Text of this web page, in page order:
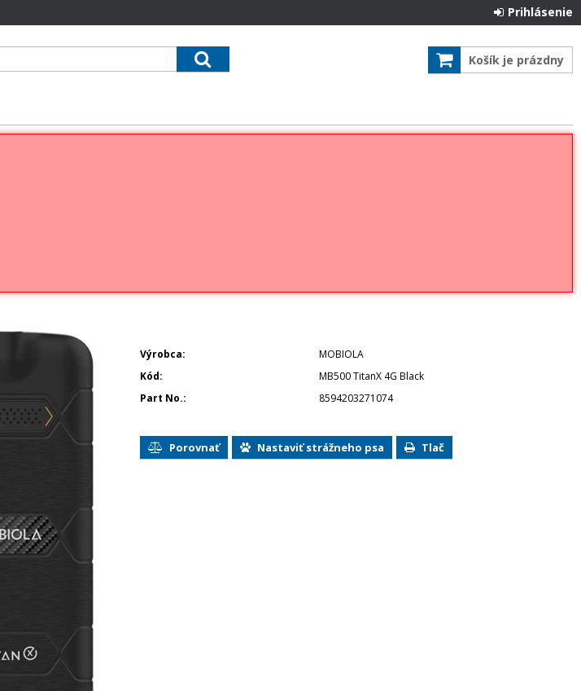
Prihlásenie
Košík je prázdny
Výrobca
MOBIOLA
Kód
MB500 TitanX 4G Black
Part No.
8594203271074
Porovnať Nastaviť strážneho psa Tlač